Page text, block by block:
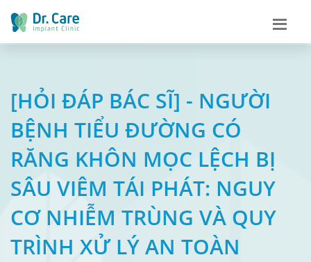
[HỎI ĐÁP BÁC SĨ] - NGƯỜI
BỆNH TIỂU ĐƯỜNG CÓ
RĂNG KHÔN MỌC LỆCH BỊ
SÂU VIÊM TÁI PHÁT: NGUY
CƠ NHIỄM TRÙNG VÀ QUY
TRÌNH XỬ LÝ AN TOÀN